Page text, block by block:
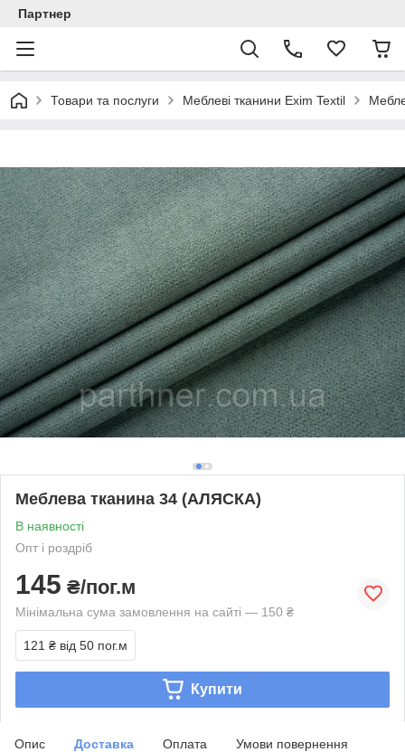
Партнер
Товари та послуги Меблеві тканини Exim Textil
Меблева тканина 34 (АЛЯСКА)
В наявності
Опт і роздріб
145 ₴/пог.м
Мінімальна сума замовлення на сайті — 150 ₴
121 ₴ від 50 пог.м
Купити
Опис Доставка Оплата Умови повернення